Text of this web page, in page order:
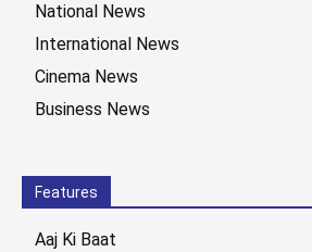
National News
International News
Cinema News
Business News
Features
Aaj Ki Baat